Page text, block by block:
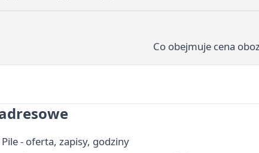
Co obejmuje cena
- oferta, zapisy, godziny